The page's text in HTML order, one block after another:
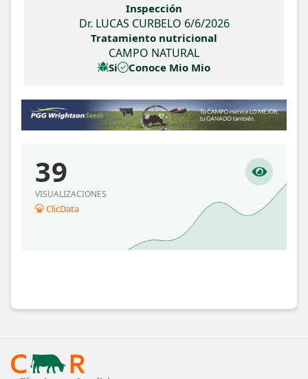
Inspección
Dr. LUCAS CURBELO 6/6/2026
Tratamiento nutricional
CAMPO NATURAL
Si Conoce Mio Mio
39
VISUALIZACIONES
ClicData